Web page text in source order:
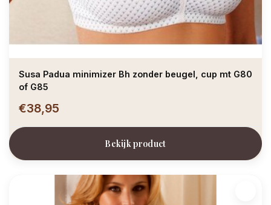
Susa Padua minimizer Bh zonder beugel, cup mt G80
of G85
€38,95
Bekijk product